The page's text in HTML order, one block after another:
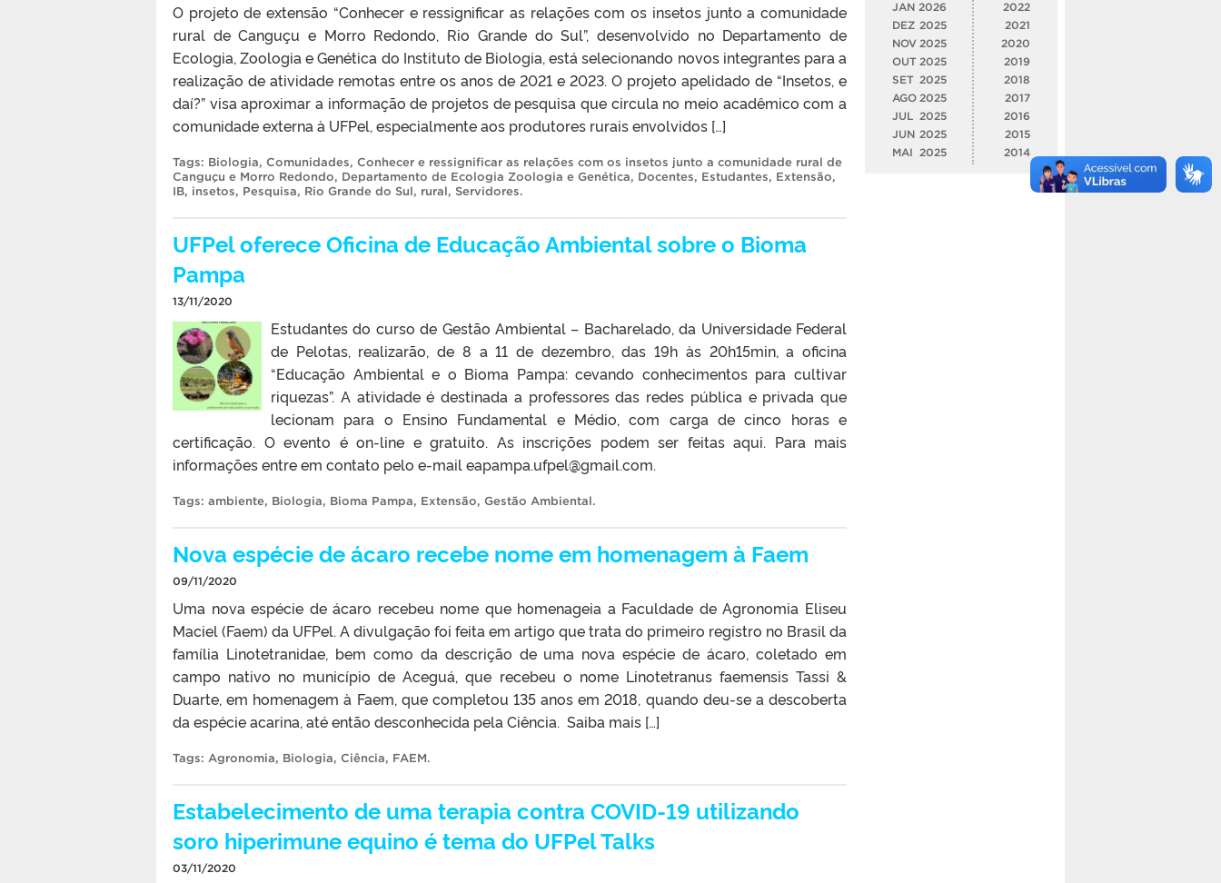
O projeto de extensão “Conhecer e ressignificar as relações com os insetos junto a comunidade
rural de Canguçu e Morro Redondo, Rio Grande do Sul”, desenvolvido no Departamento de
Ecologia, Zoologia e Genética do Instituto de Biologia, está selecionando novos integrantes para a
realização de atividade remotas entre os anos de 2021 e 2023. O projeto apelidado de “Insetos, e
daí?” visa aproximar a informação de projetos de pesquisa que circula no meio acadêmico com a
comunidade externa à UFPel, especialmente aos produtores rurais envolvidos […]
Tags: Biologia, Comunidades, Conhecer e ressignificar as relações com os insetos junto a comunidade rural de
Canguçu e Morro Redondo, Departamento de Ecologia Zoologia e Genética, Docentes, Estudantes, Extensão,
IB, insetos, Pesquisa, Rio Grande do Sul, rural, Servidores.
UFPel oferece Oficina de Educação Ambiental sobre o Bioma
Pampa
13/11/2020
Estudantes do curso de Gestão Ambiental – Bacharelado, da Universidade Federal
de Pelotas, realizarão, de 8 a 11 de dezembro, das 19h às 20h15min, a oficina
“Educação Ambiental e o Bioma Pampa: cevando conhecimentos para cultivar
riquezas”. A atividade é destinada a professores das redes pública e privada que
lecionam para o Ensino Fundamental e Médio, com carga de cinco horas e
certificação. O evento é on-line e gratuito. As inscrições podem ser feitas aqui. Para mais
informações entre em contato pelo e-mail eapampa.ufpel@gmail.com.
Tags: ambiente, Biologia, Bioma Pampa, Extensão, Gestão Ambiental.
Nova espécie de ácaro recebe nome em homenagem à Faem
09/11/2020
Uma nova espécie de ácaro recebeu nome que homenageia a Faculdade de Agronomia Eliseu
Maciel (Faem) da UFPel. A divulgação foi feita em artigo que trata do primeiro registro no Brasil da
família Linotetranidae, bem como da descrição de uma nova espécie de ácaro, coletado em
campo nativo no município de Aceguá, que recebeu o nome Linotetranus faemensis Tassi &
Duarte, em homenagem à Faem, que completou 135 anos em 2018, quando deu-se a descoberta
da espécie acarina, até então desconhecida pela Ciência. Saiba mais […]
Tags: Agronomia, Biologia, Ciência, FAEM.
Estabelecimento de uma terapia contra COVID-19 utilizando
soro hiperimune equino é tema do UFPel Talks
03/11/2020
JAN 2026
DEZ 2025
NOV 2025
OUT 2025
SET 2025
AGO 2025
JUL
2025
JUN 2025
MAI
2025
2022
2021
2020
2019
2018
2017
2016
2015
2014